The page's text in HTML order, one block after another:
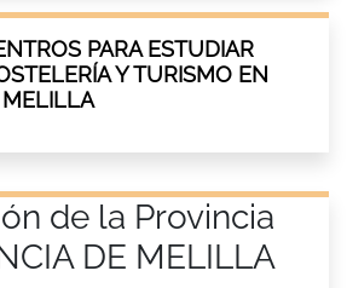
PARA ESTUDIAR
Y TURISMO EN
MELILLA
de la Provincia
DE MELILLA